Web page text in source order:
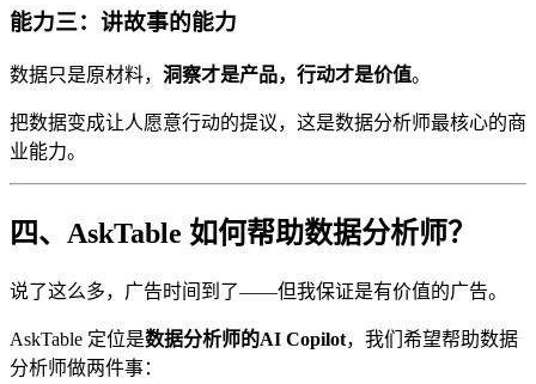
能力三：讲故事的能力
数据只是原材料， 洞察才是产品，行动才是价值。
把数据变成让人愿意行动的提议，这是数据分析师最核心的商
业能力。
四、AskTable 如何帮助数据分析师？
说了这么多，广告时间到了——但我保证是有价值的广告。
AskTable 定位是数据分析师的AI Copilot，我们希望帮助数据
分析师做两件事：